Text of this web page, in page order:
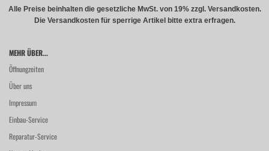
Alle Preise beinhalten die gesetzliche MwSt. von 19% zzgl. Versandkosten.
Die Versandkosten für sperrige Artikel bitte extra erfragen.
MEHR ÜBER...
Öffnungzeiten
Über uns
Impressum
Einbau-Service
Reparatur-Service